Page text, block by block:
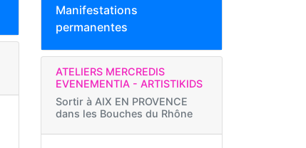
Manifestations
permanentes
ATELIERS MERCREDIS
EVENEMENTIA - ARTISTIKIDS
Sortir à AIX EN PROVENCE
dans les Bouches du Rhône